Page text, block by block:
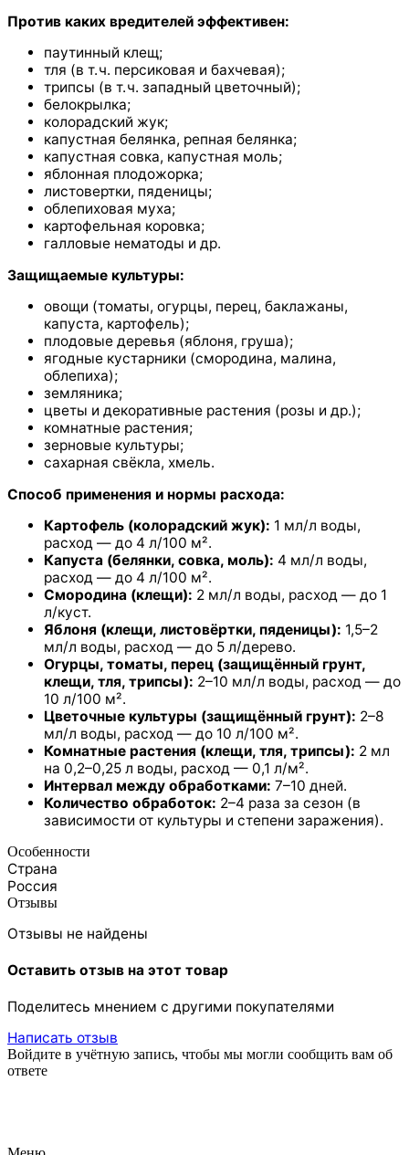
Против каких вредителей эффективен:
паутинный клещ;
тля (в т. ч. персиковая и бахчевая);
трипсы (в т. ч. западный цветочный);
белокрылка;
колорадский жук;
капустная белянка, репная белянка;
капустная совка, капустная моль;
яблонная плодожорка;
листовертки, пяденицы;
облепиховая муха;
картофельная коровка;
галловые нематоды и др.
Защищаемые культуры:
овощи (томаты, огурцы, перец, баклажаны,
капуста, картофель);
плодовые деревья (яблоня, груша);
ягодные кустарники (смородина, малина,
облепиха);
земляника;
цветы и декоративные растения (розы и др.);
комнатные растения;
зерновые культуры;
сахарная свёкла, хмель.
Способ применения и нормы расхода:
Картофель (колорадский жук): 1 мл/л воды,
расход — до 4 л/100 м².
Капуста (белянки, совка, моль): 4 мл/л воды,
расход — до 4 л/100 м².
Смородина (клещи): 2 мл/л воды, расход — до 1
л/куст.
Яблоня (клещи, листовёртки, пяденицы): 1,5–2
мл/л воды, расход — до 5 л/дерево.
Огурцы, томаты, перец (защищённый грунт,
клещи, тля, трипсы): 2–10 мл/л воды, расход — до
10 л/100 м².
Цветочные культуры (защищённый грунт): 2–8
мл/л воды, расход — до 10 л/100 м².
Комнатные растения (клещи, тля, трипсы): 2 мл
на 0,2–0,25 л воды, расход — 0,1 л/м².
Интервал между обработками: 7–10 дней.
Количество обработок: 2–4 раза за сезон (в
зависимости от культуры и степени заражения).
Особенности
Страна
Россия
Отзывы
Отзывы не найдены
Оставить отзыв на этот товар
Поделитесь мнением с другими покупателями
Написать отзыв
Войдите в учётную запись, чтобы мы могли сообщить вам об
ответе